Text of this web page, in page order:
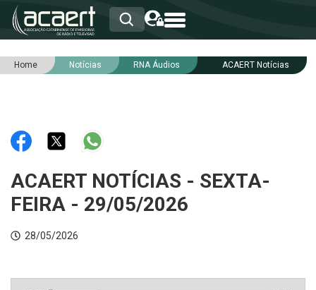
HOME
RNA
NOTÍCIAS
INTEGRIDADE
Home Notícias RNA Áudios ACAERT Notícias
ACAERT NOTÍCIAS - SEXTA-
FEIRA - 29/05/2026
28/05/2026